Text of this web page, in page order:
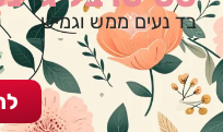
בד נעים ממש וגמיש